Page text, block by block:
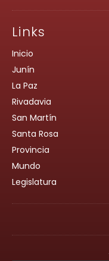
Links
Inicio
Junín
La Paz
Rivadavia
San Martín
Santa Rosa
Provincia
Mundo
Legislatura